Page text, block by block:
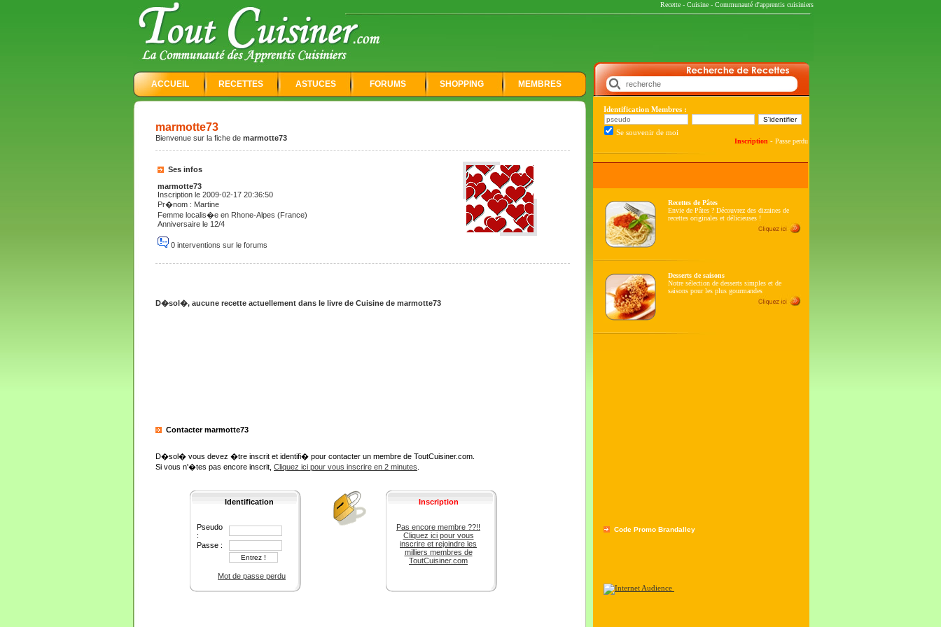
Recette - Cuisine - Communauté d'apprentis cuisiniers
ACCUEIL RECETTES ASTUCES FORUMS SHOPPING MEMBRES
Identification Membres :
Se souvenir de moi
Inscription - Passe perdu
Recettes de Pâtes
Envie de Pâtes ? Découvrez des dizaines de
recettes originales et délicieuses !
Desserts de saisons
Notre sélection de desserts simples et de
saisons pour les plus gourmandes
marmotte73
Bienvenue sur la fiche de marmotte73
Ses infos
marmotte73
Inscription le 2009-02-17 20:36:50
Pr�nom : Martine
Femme localis�e en Rhone-Alpes (France)
Anniversaire le 12/4
0 interventions sur le forums
D�sol�, aucune recette actuellement dans le livre de Cuisine de marmotte73
Contacter marmotte73
D�sol� vous devez �tre inscrit et identifi� pour contacter un membre de ToutCuisiner.com.
Si vous n'�tes pas encore inscrit, Cliquez ici pour vous inscrire en 2 minutes
Identification
Pseudo
:
Passe :
Mot de passe perdu
Inscription
Pas encore membre ??!!
Cliquez ici pour vous
inscrire et rejoindre les
milliers membres de
ToutCuisiner.com
Code Promo Brandalley